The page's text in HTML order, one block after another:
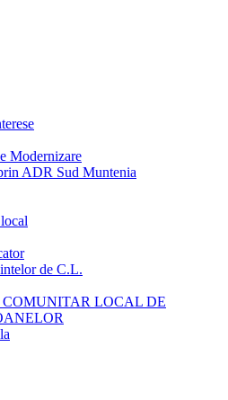
Modernizare
ADR Sud Muntenia
de C.L.
LOCAL DE